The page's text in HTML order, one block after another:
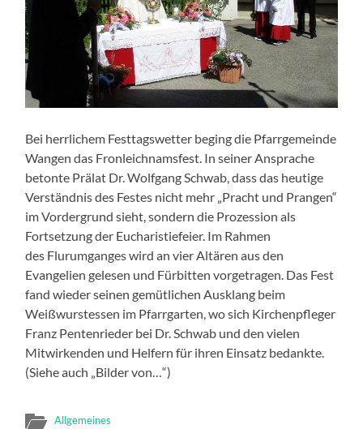
Bei herrlichem Festtagswetter beging die Pfarrgemeinde
Wangen das Fronleichnamsfest. In seiner Ansprache
betonte Prälat Dr. Wolfgang Schwab, dass das heutige
Verständnis des Festes nicht mehr „Pracht und Prangen“
im Vordergrund sieht, sondern die Prozession als
Fortsetzung der Eucharistiefeier. Im Rahmen
des Flurumganges wird an vier Altären aus den
Evangelien gelesen und Fürbitten vorgetragen. Das Fest
fand wieder seinen gemütlichen Ausklang beim
Weißwurstessen im Pfarrgarten, wo sich Kirchenpfleger
Franz Pentenrieder bei Dr. Schwab und den vielen
Mitwirkenden und Helfern für ihren Einsatz bedankte.
(Siehe auch „Bilder von…“)
Allgemeines